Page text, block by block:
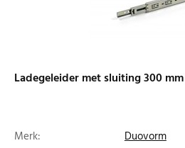
Ladegeleider met sluiting 300 mm
Merk:
Duovorm